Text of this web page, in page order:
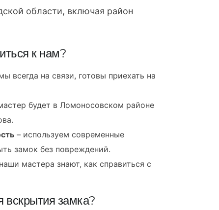
области, включая район
к нам?
всегда на связи, готовы приехать на
будет в Ломоносовском районе
– используем современные
замок без повреждений.
мастера знают, как справиться с
вскрытия замка?